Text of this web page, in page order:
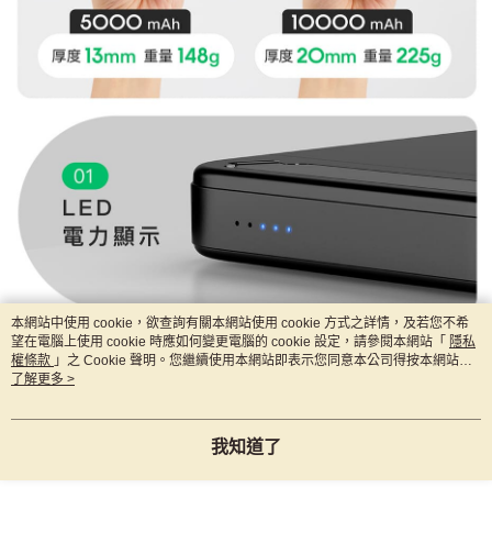
本網站中使用 cookie，欲查詢有關本網站使用 cookie 方式之詳情，及若您不希
望在電腦上使用 cookie 時應如何變更電腦的 cookie 設定，請參閱本網站「 隱私
權條款 」之 Cookie 聲明。您繼續使用本網站即表示您同意本公司得按本網站使
用條款之 Cookie 聲明使用 cookie。
了解更多 >
我知道了